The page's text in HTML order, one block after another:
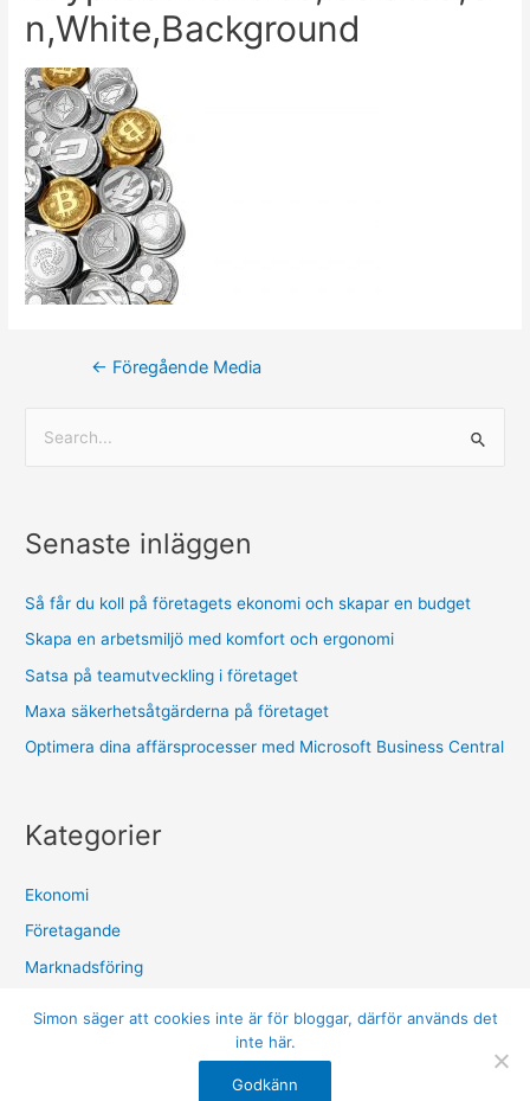
n,White,Background
← Föregående Media
Senaste inläggen
Så får du koll på företagets ekonomi och skapar en budget
Skapa en arbetsmiljö med komfort och ergonomi
Satsa på teamutveckling i företaget
Maxa säkerhetsåtgärderna på företaget
Optimera dina affärsprocesser med Microsoft Business Central
Kategorier
Ekonomi
Företagande
Marknadsföring
Copyright © 2026 Joinsimon.se
Simon säger att cookies inte är för bloggar, därför används det
inte här.
Godkänn